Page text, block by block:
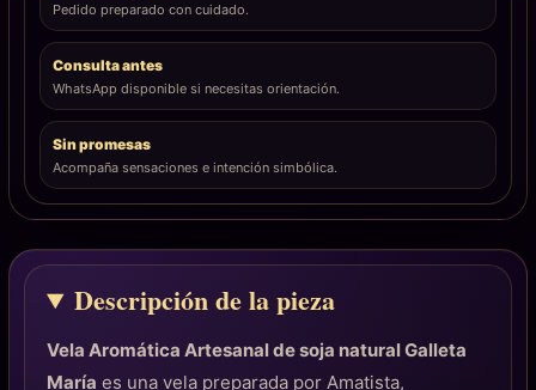
Pedido preparado con cuidado.
Consulta antes
WhatsApp disponible si necesitas orientación.
Sin promesas
Acompaña sensaciones e intención simbólica.
Descripción de la pieza
Vela Aromática Artesanal de soja natural Galleta
María es una vela preparada por Amatista,